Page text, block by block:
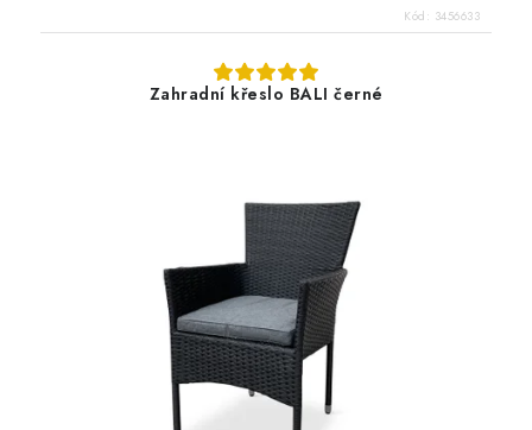
Kód: 3456633
Zahradní křeslo BALI černé